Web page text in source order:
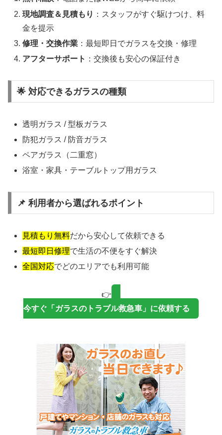
現地調査＆見積もり ：スタッフがすぐ駆けつけ、料
金を提示
修理・交換作業 ：最短即日でガラスを交換・修理
アフターサポート ：交換後も安心の保証付き
🌟 対応できるガラスの種類
透明ガラス / 型板ガラス
防犯ガラス / 防音ガラス
ペアガラス（二重窓）
浴室・家具・テーブルトップ用ガラス
📌 利用者から選ばれるポイント
見積もり無料だから安心して依頼できる
最短即日修理で生活の不便をすぐ解決
全国対応でどのエリアでも利用可能
👉
今すぐ「ガラスのトラブル救急車」に依頼する